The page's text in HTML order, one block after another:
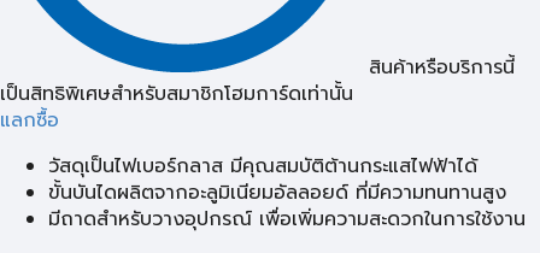
สินค้าหรือบริการนี้
เป็นสิทธิพิเศษสำหรับสมาชิกโฮมการ์ดเท่านั้น
แลกซื้อ
วัสดุเป็นไฟเบอร์กลาส มีคุณสมบัติต้านกระแสไฟฟ้าได้
ขั้นบันไดผลิตจากอะลูมิเนียมอัลลอยด์ ที่มีความทนทานสูง
มีถาดสำหรับวางอุปกรณ์ เพื่อเพิ่มความสะดวกในการใช้งาน